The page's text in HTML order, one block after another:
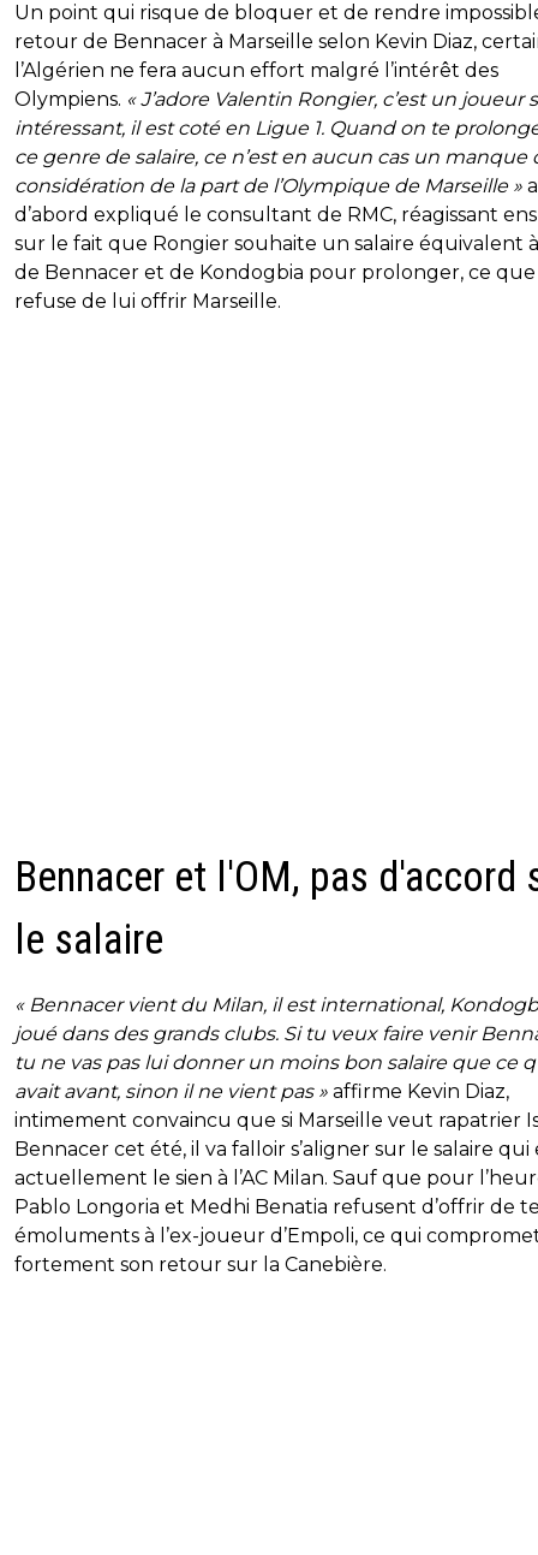
Un point qui risque de bloquer et de rendre
retour de Bennacer à Marseille selon Kevin Diaz,
l’Algérien ne fera aucun effort malgré l’intérêt des
Olympiens. « J’adore Valentin Rongier, c’est un joueur
intéressant, il est coté en Ligue 1. Quand on te
ce genre de salaire, ce n’est en aucun cas un manque
considération de la part de l’Olympique de Marseille » a
d’abord expliqué le consultant de RMC, réagissant
sur le fait que Rongier souhaite un salaire équivalent
de Bennacer et de Kondogbia pour prolonger, ce que
refuse de lui offrir Marseille.
Bennacer et l'OM, pas d'accord
le salaire
« Bennacer vient du Milan, il est international,
joué dans des grands clubs. Si tu veux faire venir
tu ne vas pas lui donner un moins bon salaire que ce
avait avant, sinon il ne vient pas » affirme Kevin Diaz,
intimement convaincu que si Marseille veut rapatrier
Bennacer cet été, il va falloir s’aligner sur le salaire qui
actuellement le sien à l’AC Milan. Sauf que pour
Pablo Longoria et Medhi Benatia refusent d’offrir de
émoluments à l’ex-joueur d’Empoli, ce qui
fortement son retour sur la Canebière.